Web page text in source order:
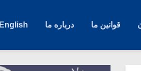
قوانین ما درباره ما English